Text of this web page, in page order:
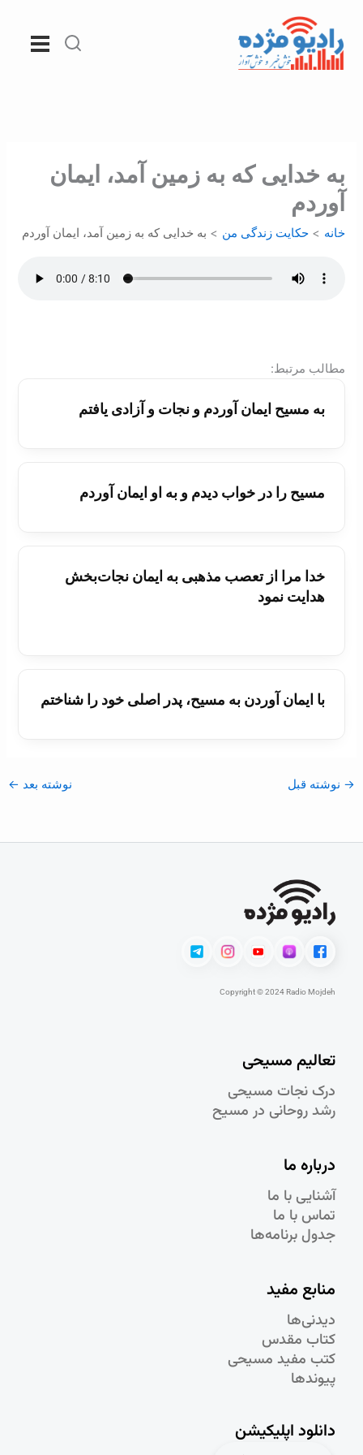
محتوا
به خدايی که به زمين آمد، ايمان
آوردم
خانه حکایت زندگی من به خدايی که به زمين آمد، ايمان آوردم
:مطالب مرتبط
به مسيح ايمان آوردم و نجات و آزادی يافتم
مسيح را در خواب ديدم و به او ايمان آوردم
خدا مرا از تعصب مذهبی به ايمان نجات‌بخش
هدايت نمود
با ايمان آوردن به مسيح، پدر اصلی خود را شناختم
→ نوشته قبل نوشته بعد ←
Copyright © 2024 Radio Mojdeh
تعالیم مسیحی
درک نجات مسيحی
رشد روحانی در مسيح
درباره ما
آشنایی با ما
تماس با ما
جدول برنامه‌ها
منابع مفید
دیدنی‌ها
کتاب مقدس
کتب مفید مسیحی
پیوندها
دانلود اپلیکیشن